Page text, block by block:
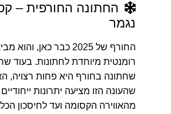
החתונה החורפית –
נגמר
החורף של 2025 כבר כאן,
רומנטית מיוחדת לחתונות. בעוד
שחתונה בחורף היא פחות רצויה,
שהעונה הזו מציעה יתרונות
מהאווירה הקסומה ועד לחיסכון